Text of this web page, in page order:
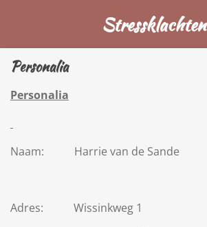
naar
de
Stressklachten
Personalia
Personalia
Naam: Harrie van de Sande
Adres: Wissinkweg 1